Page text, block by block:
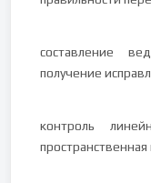
составление
получение
контроль